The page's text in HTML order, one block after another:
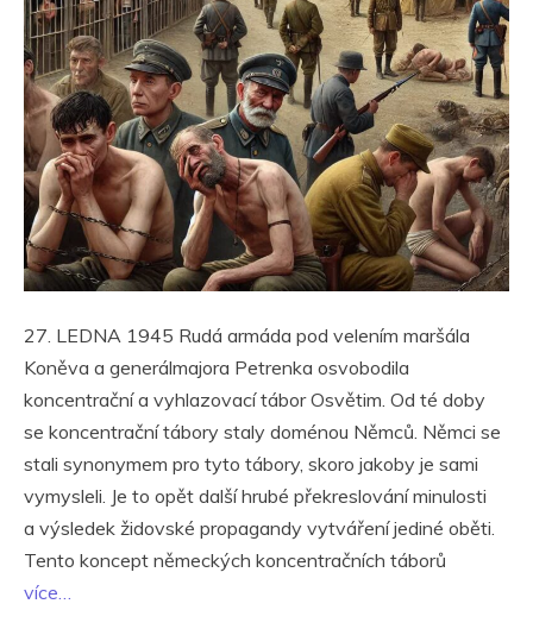
27. LEDNA 1945 Rudá armáda pod velením maršála
Koněva a generálmajora Petrenka osvobodila
koncentrační a vyhlazovací tábor Osvětim. Od té doby
se koncentrační tábory staly doménou Němců. Němci se
stali synonymem pro tyto tábory, skoro jakoby je sami
vymysleli. Je to opět další hrubé překreslování minulosti
a výsledek židovské propagandy vytváření jediné oběti.
Tento koncept německých koncentračních táborů
více…